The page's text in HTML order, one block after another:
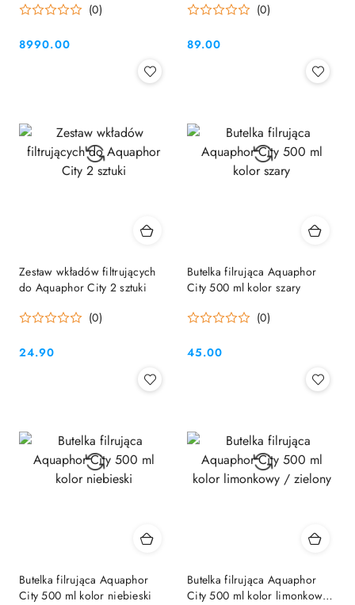
(0)
Cena:
8990.00
(0)
Cena:
89.00
Zestaw wkładów filtrujących
do Aquaphor City 2 sztuki
(0)
Cena:
24.90
Butelka filrująca Aquaphor
City 500 ml kolor szary
(0)
Cena:
45.00
Butelka filrująca Aquaphor
City 500 ml kolor niebieski
Butelka filrująca Aquaphor
City 500 ml kolor limonkowy